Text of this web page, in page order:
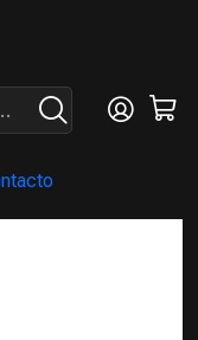
MAYORES A $200.000 -